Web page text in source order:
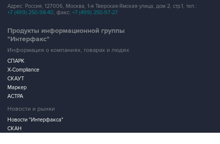
Адрес: Россия, 127006, Москва, 1-я Тверская-Ямская улица, дом 2, стр.1, тел.:
+7 (499) 250-98-40, факс: +7 (499) 250-97-27
Продукты информационной группы
"Интерфакс"
Информация о компаниях, товарах и людях
СПАРК
X-Compliance
СКАУТ
Маркер
АСТРА
Новости и рынки
Новости "Интерфакса"
СКАН